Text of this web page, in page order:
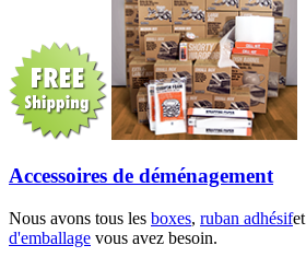
Accessoires de déménagement
Nous avons tous les boxes, ruban adhésifet
d'emballage vous avez besoin.